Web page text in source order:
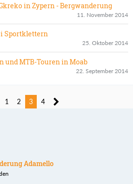
in Zypern - Bergwanderung
11. November 2014
Sportklettern
25. Oktober 2014
und MTB-Touren in Moab
22. September 2014
1 2 3 4
Adamello